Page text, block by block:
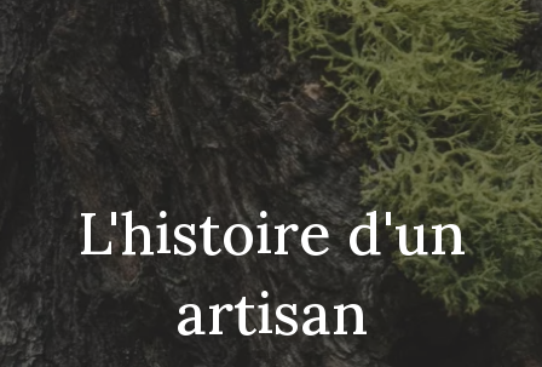
L'histoire d'un
artisan